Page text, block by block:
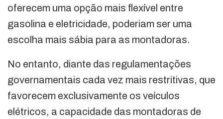
oferecem uma opção mais flexível entre
gasolina e eletricidade, poderiam ser uma
escolha mais sábia para as montadoras.
No entanto, diante das regulamentações
governamentais cada vez mais restritivas, que
favorecem exclusivamente os veículos
elétricos, a capacidade das montadoras de